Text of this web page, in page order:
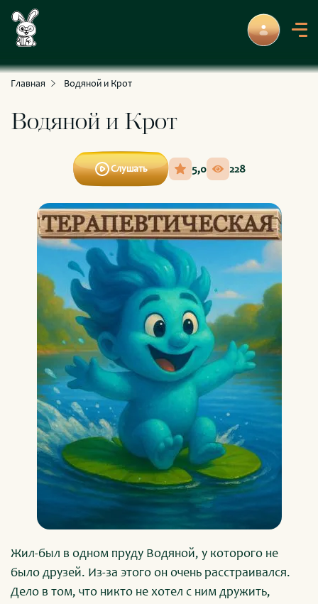
Для умных и любознательных
Главная Водяной и Крот
Водяной и Крот
Жил-был в одном пруду Водяной, у которого не
было друзей. Из-за этого он очень расстраивался.
Дело в том, что никто не хотел с ним дружить,
Слушать 5,0 228